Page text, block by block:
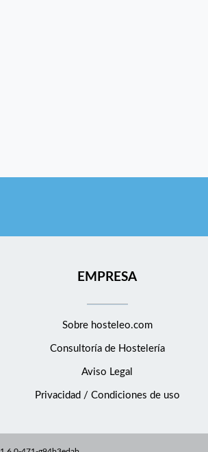
EMPRESA
Sobre hosteleo.com
Consultoría de Hostelería
Aviso Legal
Privacidad / Condiciones de uso